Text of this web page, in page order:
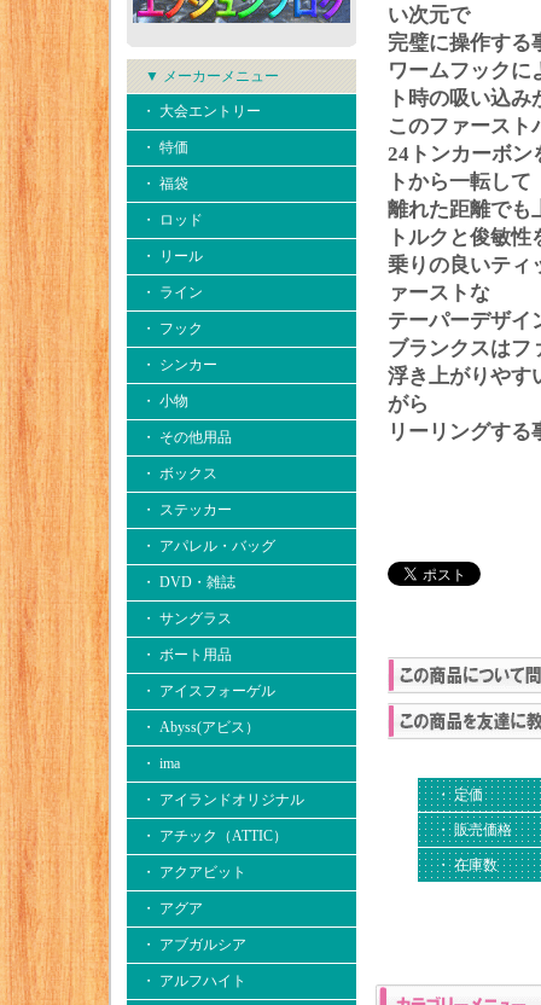
▼ メーカーメニュー
・ 大会エントリー
・ 特価
・ 福袋
・ ロッド
・ リール
・ ライン
・ フック
・ シンカー
・ 小物
・ その他用品
・ ボックス
・ ステッカー
・ アパレル・バッグ
・ DVD・雑誌
・ サングラス
・ ボート用品
・ アイスフォーゲル
・ Abyss(アビス）
・ ima
・ アイランドオリジナル
・ アチック（ATTIC）
・ アクアビット
・ アグア
・ アブガルシア
・ アルフハイト
い次元で
完璧に操作する
ワームフックに
ト時の吸い込み
このファースト
24トンカーボン
トから一転して
離れた距離でも
トルクと俊敏
乗りの良いティ
ァーストな
テーパーデザイ
ブランクスはフ
浮き上がりやす
がら
リーリングす
・ 定価
・ 販売価格
・ 在庫数